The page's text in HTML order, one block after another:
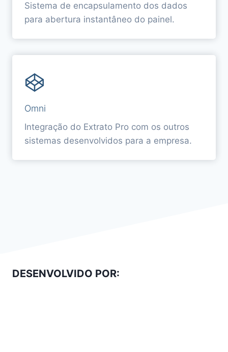
Sistema de encapsulamento dos dados
para abertura instantâneo do painel.
Omni
Integração do Extrato Pro com os outros
sistemas desenvolvidos para a empresa.
DESENVOLVIDO POR: